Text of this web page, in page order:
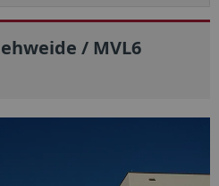
/ MVL6